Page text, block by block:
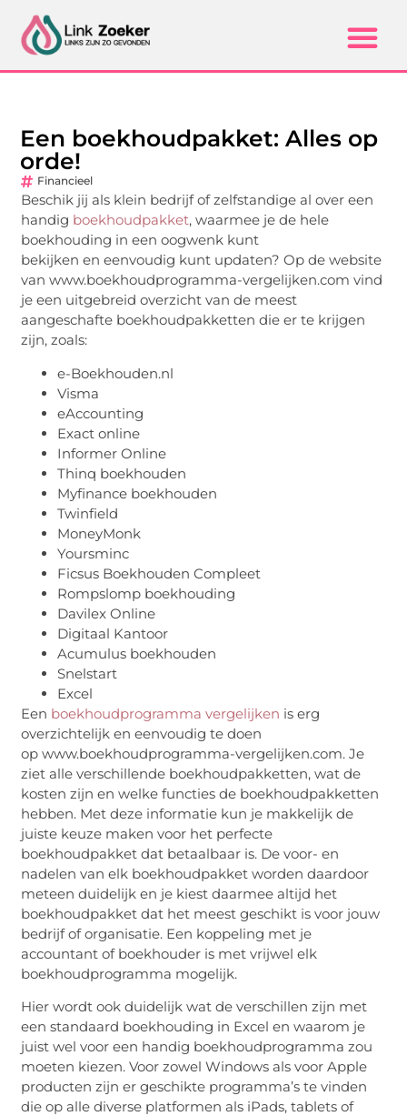
Een boekhoudpakket: Alles op
orde!
Financieel
Beschik jij als klein bedrijf of zelfstandige al over een
handig boekhoudpakket, waarmee je de hele
boekhouding in een oogwenk kunt
bekijken en eenvoudig kunt updaten? Op de website
van www.boekhoudprogramma-vergelijken.com vind
je een uitgebreid overzicht van de meest
aangeschafte boekhoudpakketten die er te krijgen
zijn, zoals:
e-Boekhouden.nl
Visma
eAccounting
Exact online
Informer Online
Thinq boekhouden
Myfinance boekhouden
Twinfield
MoneyMonk
Yoursminc
Ficsus Boekhouden Compleet
Rompslomp boekhouding
Davilex Online
Digitaal Kantoor
Acumulus boekhouden
Snelstart
Excel
Een boekhoudprogramma vergelijken is erg
overzichtelijk en eenvoudig te doen
op www.boekhoudprogramma-vergelijken.com. Je
ziet alle verschillende boekhoudpakketten, wat de
kosten zijn en welke functies de boekhoudpakketten
hebben. Met deze informatie kun je makkelijk de
juiste keuze maken voor het perfecte
boekhoudpakket dat betaalbaar is. De voor- en
nadelen van elk boekhoudpakket worden daardoor
meteen duidelijk en je kiest daarmee altijd het
boekhoudpakket dat het meest geschikt is voor jouw
bedrijf of organisatie. Een koppeling met je
accountant of boekhouder is met vrijwel elk
boekhoudprogramma mogelijk.
Hier wordt ook duidelijk wat de verschillen zijn met
een standaard boekhouding in Excel en waarom je
juist wel voor een handig boekhoudprogramma zou
moeten kiezen. Voor zowel Windows als voor Apple
producten zijn er geschikte programma’s te vinden
die op alle diverse platformen als iPads, tablets of